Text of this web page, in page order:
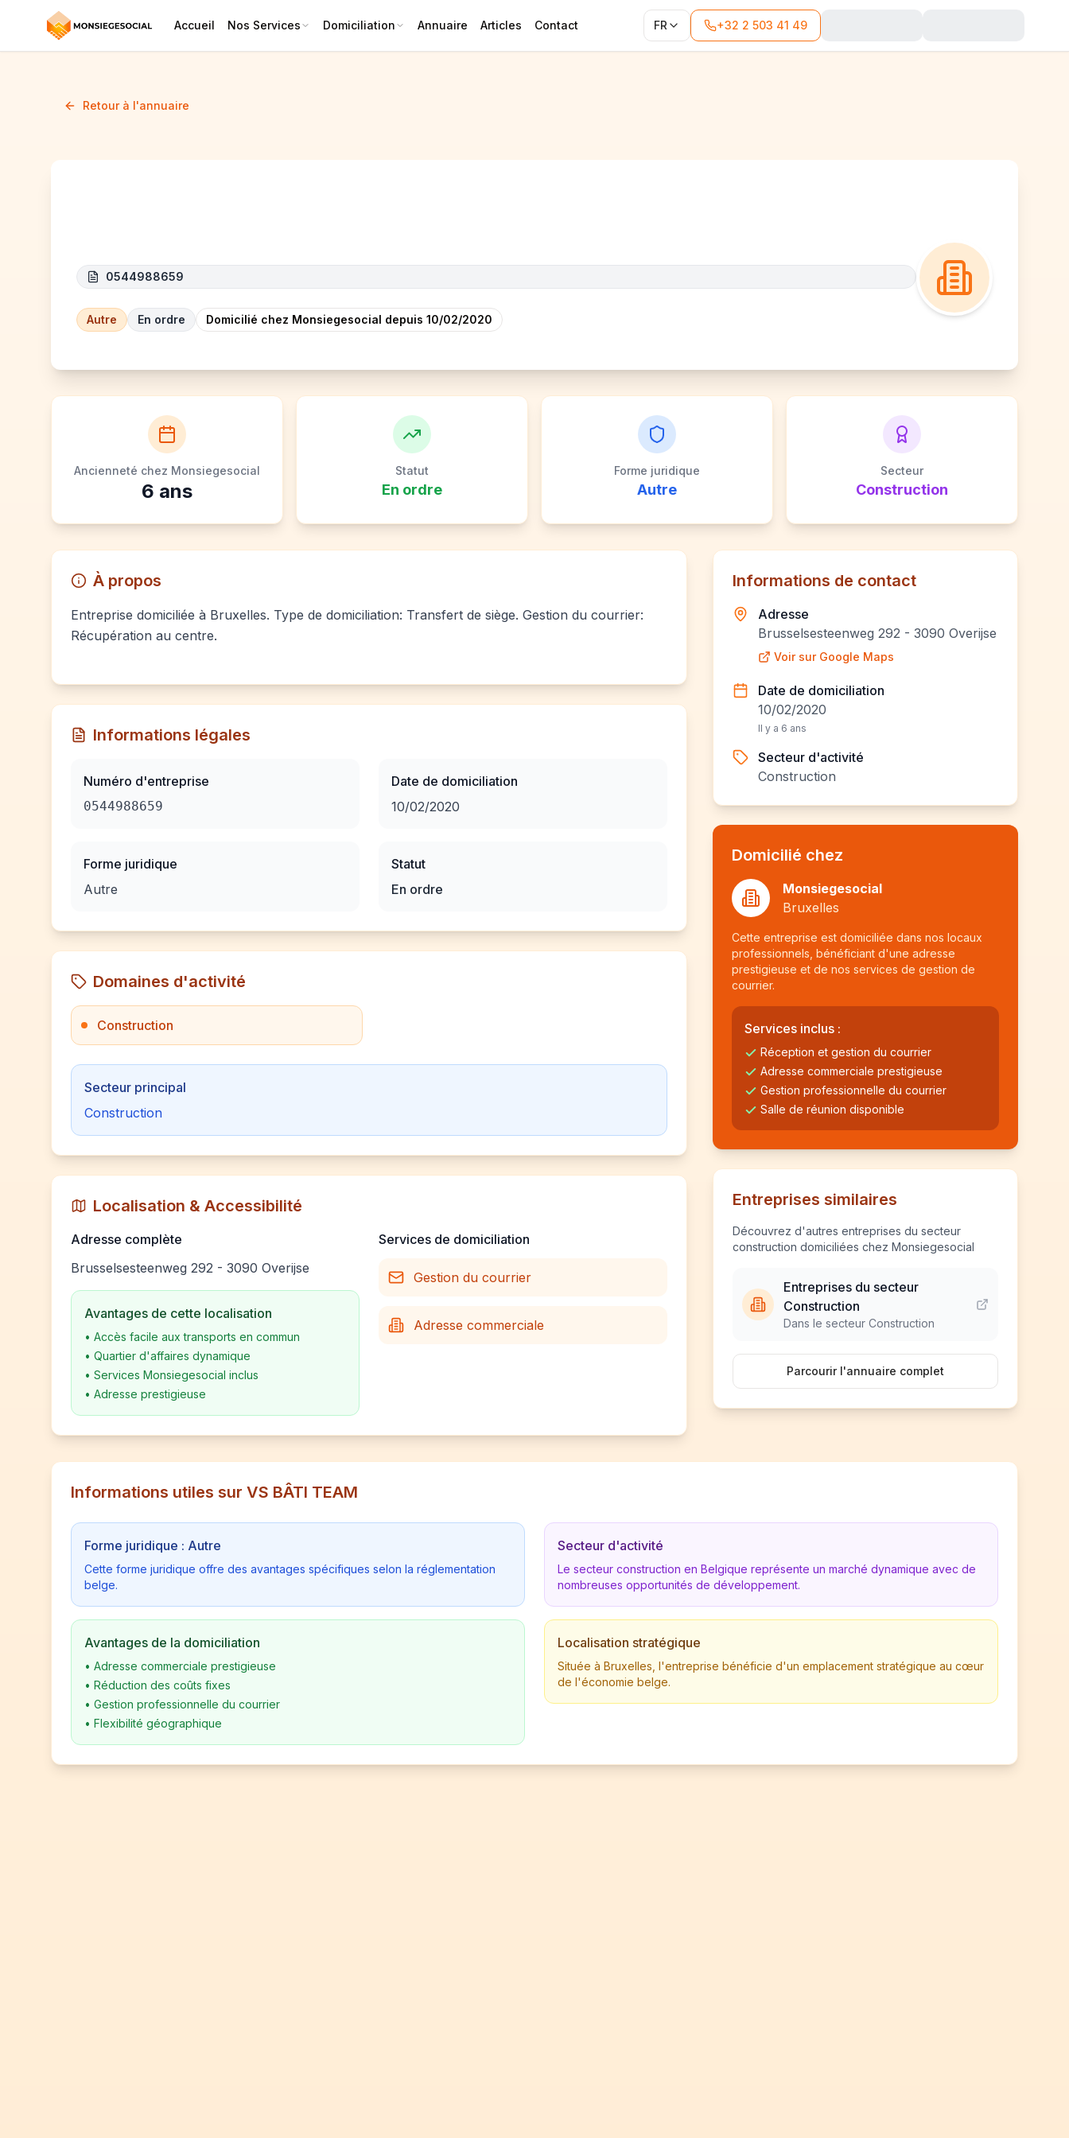
Accueil Nos Services Domiciliation Annuaire Articles Contact FR +32 2 503 41 49
Retour à l'annuaire
0544988659
Autre En ordre Domicilié chez Monsiegesocial depuis 10/02/2020
Ancienneté chez Monsiegesocial
6 ans
Statut
En ordre
Forme juridique
Autre
Secteur
Construction
À propos
Entreprise domiciliée à Bruxelles. Type de domiciliation: Transfert de siège. Gestion du courrier:
Récupération au centre.
Informations légales
Numéro d'entreprise
0544988659
Forme juridique
Autre
Date de domiciliation
10/02/2020
Statut
En ordre
Domaines d'activité
Construction
Secteur principal
Construction
Localisation & Accessibilité
Adresse complète
Brusselsesteenweg 292 - 3090 Overijse
Avantages de cette localisation
• Accès facile aux transports en commun
• Quartier d'affaires dynamique
• Services Monsiegesocial inclus
• Adresse prestigieuse
Services de domiciliation
Gestion du courrier
Adresse commerciale
Informations de contact
Adresse
Brusselsesteenweg 292 - 3090 Overijse
Voir sur Google Maps
Date de domiciliation
10/02/2020
Il y a 6 ans
Secteur d'activité
Construction
Domicilié chez
Monsiegesocial
Bruxelles
Cette entreprise est domiciliée dans nos locaux
professionnels, bénéficiant d'une adresse
prestigieuse et de nos services de gestion de
courrier.
Services inclus :
Réception et gestion du courrier
Adresse commerciale prestigieuse
Gestion professionnelle du courrier
Salle de réunion disponible
Entreprises similaires
Découvrez d'autres entreprises du secteur
construction domiciliées chez Monsiegesocial
Entreprises du secteur
Construction
Dans le secteur Construction
Parcourir l'annuaire complet
Informations utiles sur VS BÂTI TEAM
Forme juridique : Autre
Cette forme juridique offre des avantages spécifiques selon la réglementation
belge.
Avantages de la domiciliation
• Adresse commerciale prestigieuse
• Réduction des coûts fixes
• Gestion professionnelle du courrier
• Flexibilité géographique
Secteur d'activité
Le secteur construction en Belgique représente un marché dynamique avec de
nombreuses opportunités de développement.
Localisation stratégique
Située à Bruxelles, l'entreprise bénéficie d'un emplacement stratégique au cœur
de l'économie belge.